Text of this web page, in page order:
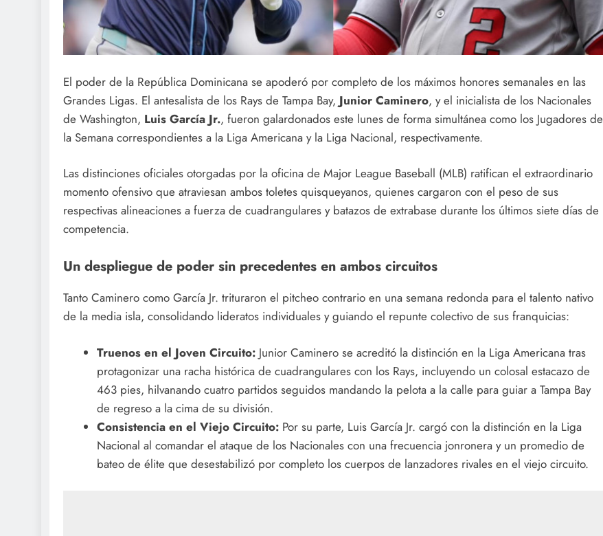
El poder de la República Dominicana se apoderó por completo de los máximos honores semanales en las
Grandes Ligas. El antesalista de los Rays de Tampa Bay, Junior Caminero, y el inicialista de los Nacionales
de Washington, Luis García Jr., fueron galardonados este lunes de forma simultánea como los Jugadores de
la Semana correspondientes a la Liga Americana y la Liga Nacional, respectivamente.
Las distinciones oficiales otorgadas por la oficina de Major League Baseball (MLB) ratifican el extraordinario
momento ofensivo que atraviesan ambos toletes quisqueyanos, quienes cargaron con el peso de sus
respectivas alineaciones a fuerza de cuadrangulares y batazos de extrabase durante los últimos siete días de
competencia.
Un despliegue de poder sin precedentes en ambos circuitos
Tanto Caminero como García Jr. trituraron el pitcheo contrario en una semana redonda para el talento nativo
de la media isla, consolidando lideratos individuales y guiando el repunte colectivo de sus franquicias:
Truenos en el Joven Circuito:Junior Caminero se acreditó la distinción en la Liga Americana tras
protagonizar una racha histórica de cuadrangulares con los Rays, incluyendo un colosal estacazo de
463 pies, hilvanando cuatro partidos seguidos mandando la pelota a la calle para guiar a Tampa Bay
de regreso a la cima de su división.
Consistencia en el Viejo Circuito:Por su parte, Luis García Jr. cargó con la distinción en la Liga
Nacional al comandar el ataque de los Nacionales con una frecuencia jonronera y un promedio de
bateo de élite que desestabilizó por completo los cuerpos de lanzadores rivales en el viejo circuito.